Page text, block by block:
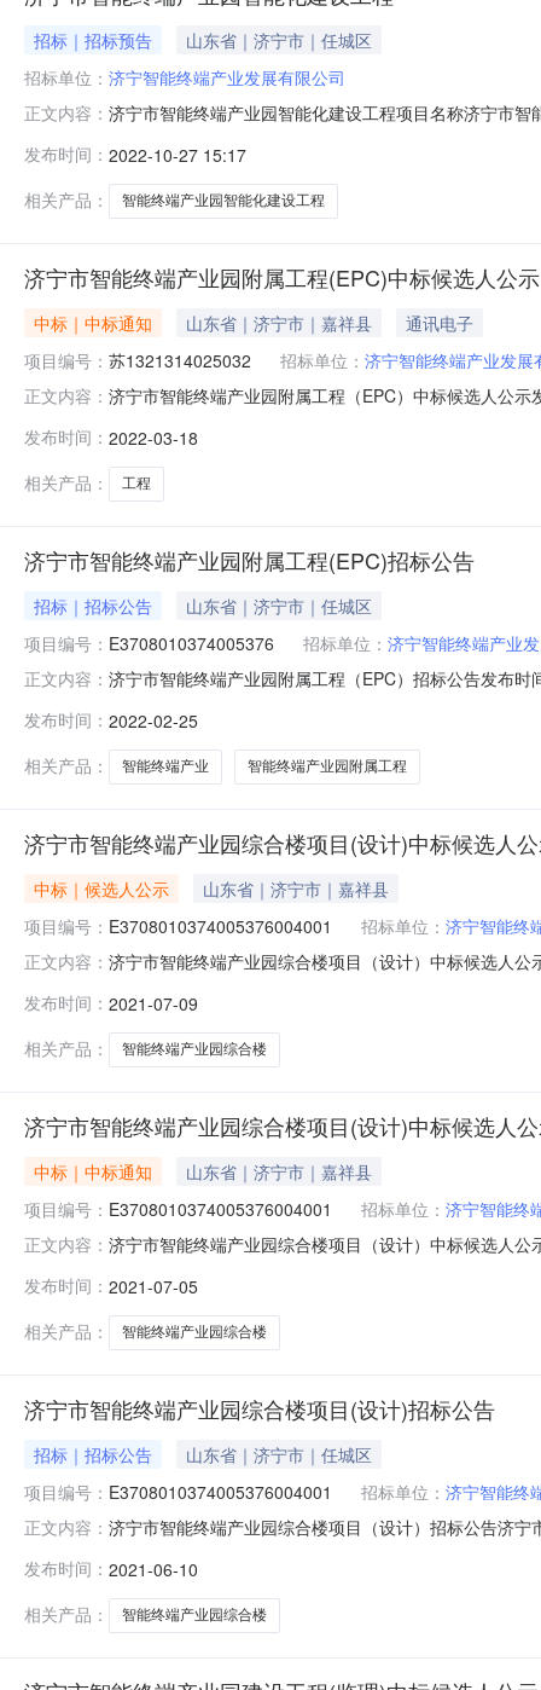
招标｜招标预告
山东省｜济宁市｜任城区
招标单位： 济宁智能终端产业发展有限公司
正文内容： 济宁市智能终端产业园智能化建设工程项目名称济宁市
控、周界报警、紧急报警、人员通道管理、车辆管理、
年10月27日重要提示：本次公
发布时间： 2022-10-27 15:17
相关产品：
智能终端产业园智能化建设工程
济宁市智能终端产业园附属工程(EPC)中标候选人公示
中标｜中标通知 山东省｜济宁市｜嘉祥县
通讯电子
项目编号： 苏1321314025032 招标单位： 济宁智能终端产业发展
正文内容： 济宁市智能终端产业园附属工程（EPC）中标候选人公
济宁智能终端产业发展有限公司、中海建筑有限公司招
发布时间： 2022-03-18
相关产品：
工程
济宁市智能终端产业园附属工程(EPC)招标公告
招标｜招标公告
山东省｜济宁市｜任城区
项目编号： E3708010374005376 招标单位： 济宁智能终端产业
正文内容： 济宁市智能终端产业园附属工程（EPC）招标公告发布
济邹路以北，德源路以西招标内容本项目包含车棚，车
发布时间： 2022-02-25
相关产品：
智能终端产业 智能终端产业园附属工程
济宁市智能终端产业园综合楼项目(设计)中标候选人
中标｜候选人公示
山东省｜济宁市｜嘉祥县
项目编号： E3708010374005376004001 招标单位： 济宁智能终
正文内容： 济宁市智能终端产业园综合楼项目（设计）中标候选人
设计、施工图设计（含室内外管网、结构、建筑、强弱
发布时间： 2021-07-09
相关产品：
智能终端产业园综合楼
济宁市智能终端产业园综合楼项目(设计)中标候选人
中标｜中标通知
山东省｜济宁市｜嘉祥县
项目编号： E3708010374005376004001 招标单位： 济宁智能终
正文内容： 济宁市智能终端产业园综合楼项目（设计）中标候选人
设计（含室内外管网、结构、建筑、强弱电、暖通、给
计、绿色建筑设计、装配式设计
发布时间： 2021-07-05
相关产品：
智能终端产业园综合楼
济宁市智能终端产业园综合楼项目(设计)招标公告
招标｜招标公告
山东省｜济宁市｜任城区
项目编号： E3708010374005376004001 招标单位： 济宁智能终
正文内容： 济宁市智能终端产业园综合楼项目（设计）招标公告济
为济宁智能终端产业发展有限公司。项目已具备招标条
市智能终端产业园综合楼项
发布时间： 2021-06-10
相关产品：
智能终端产业园综合楼